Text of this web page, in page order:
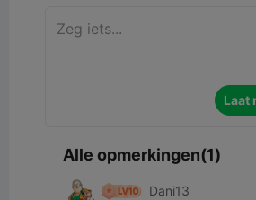
Laat
Alle opmerkingen(1)
Dani13